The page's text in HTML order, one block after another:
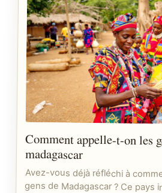
Comment appelle-t-on les
madagascar
Avez-vous déjà réfléchi à
gens de Madagascar ? Ce